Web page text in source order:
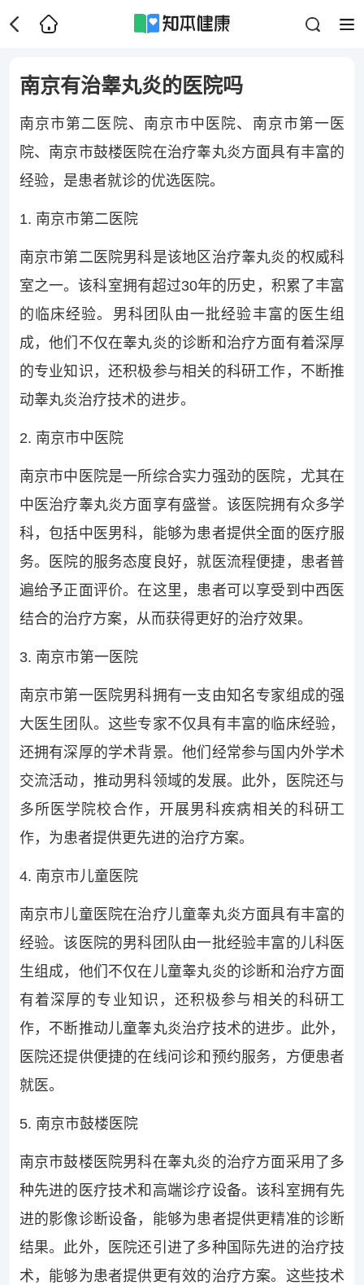
南京有治睾丸炎的医院吗
南京市第二医院、南京市中医院、南京市第一医
院、南京市鼓楼医院在治疗睾丸炎方面具有丰富的
经验，是患者就诊的优选医院。
1. 南京市第二医院
南京市第二医院男科是该地区治疗睾丸炎的权威科
室之一。该科室拥有超过30年的历史，积累了丰富
的临床经验。男科团队由一批经验丰富的医生组
成，他们不仅在睾丸炎的诊断和治疗方面有着深厚
的专业知识，还积极参与相关的科研工作，不断推
动睾丸炎治疗技术的进步。
2. 南京市中医院
南京市中医院是一所综合实力强劲的医院，尤其在
中医治疗睾丸炎方面享有盛誉。该医院拥有众多学
科，包括中医男科，能够为患者提供全面的医疗服
务。医院的服务态度良好，就医流程便捷，患者普
遍给予正面评价。在这里，患者可以享受到中西医
结合的治疗方案，从而获得更好的治疗效果。
3. 南京市第一医院
南京市第一医院男科拥有一支由知名专家组成的强
大医生团队。这些专家不仅具有丰富的临床经验，
还拥有深厚的学术背景。他们经常参与国内外学术
交流活动，推动男科领域的发展。此外，医院还与
多所医学院校合作，开展男科疾病相关的科研工
作，为患者提供更先进的治疗方案。
4. 南京市儿童医院
南京市儿童医院在治疗儿童睾丸炎方面具有丰富的
经验。该医院的男科团队由一批经验丰富的儿科医
生组成，他们不仅在儿童睾丸炎的诊断和治疗方面
有着深厚的专业知识，还积极参与相关的科研工
作，不断推动儿童睾丸炎治疗技术的进步。此外，
医院还提供便捷的在线问诊和预约服务，方便患者
就医。
5. 南京市鼓楼医院
南京市鼓楼医院男科在睾丸炎的治疗方面采用了多
种先进的医疗技术和高端诊疗设备。该科室拥有先
进的影像诊断设备，能够为患者提供更精准的诊断
结果。此外，医院还引进了多种国际先进的治疗技
术，能够为患者提供更有效的治疗方案。这些技术